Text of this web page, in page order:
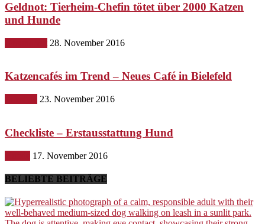
Geldnot: Tierheim-Chefin tötet über 2000 Katzen
und Hunde
28. November 2016
Katzencafés im Trend – Neues Café in Bielefeld
23. November 2016
Checkliste – Erstausstattung Hund
17. November 2016
BELIEBTE BEITRÄGE